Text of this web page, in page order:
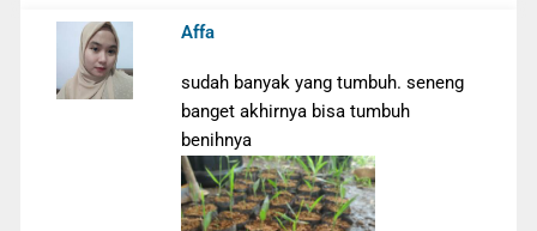
Affa
sudah banyak yang tumbuh. seneng
banget akhirnya bisa tumbuh
benihnya